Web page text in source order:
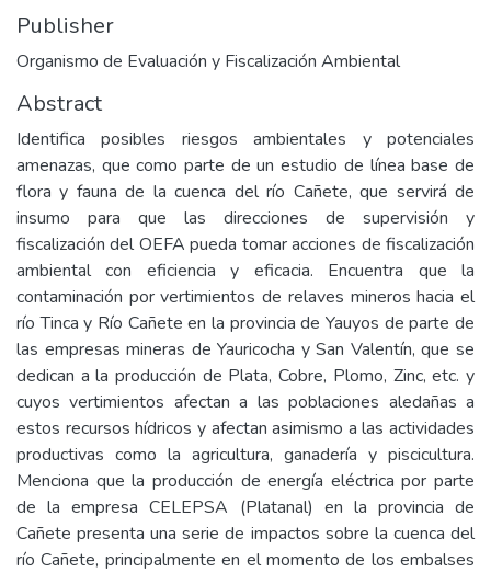
Publisher
Organismo de Evaluación y Fiscalización Ambiental
Abstract
Identifica posibles riesgos ambientales y potenciales
amenazas, que como parte de un estudio de línea base de
flora y fauna de la cuenca del río Cañete, que servirá de
insumo para que las direcciones de supervisión y
fiscalización del OEFA pueda tomar acciones de fiscalización
ambiental con eficiencia y eficacia. Encuentra que la
contaminación por vertimientos de relaves mineros hacia el
río Tinca y Río Cañete en la provincia de Yauyos de parte de
las empresas mineras de Yauricocha y San Valentín, que se
dedican a la producción de Plata, Cobre, Plomo, Zinc, etc. y
cuyos vertimientos afectan a las poblaciones aledañas a
estos recursos hídricos y afectan asimismo a las actividades
productivas como la agricultura, ganadería y piscicultura.
Menciona que la producción de energía eléctrica por parte
de la empresa CELEPSA (Platanal) en la provincia de
Cañete presenta una serie de impactos sobre la cuenca del
río Cañete, principalmente en el momento de los embalses